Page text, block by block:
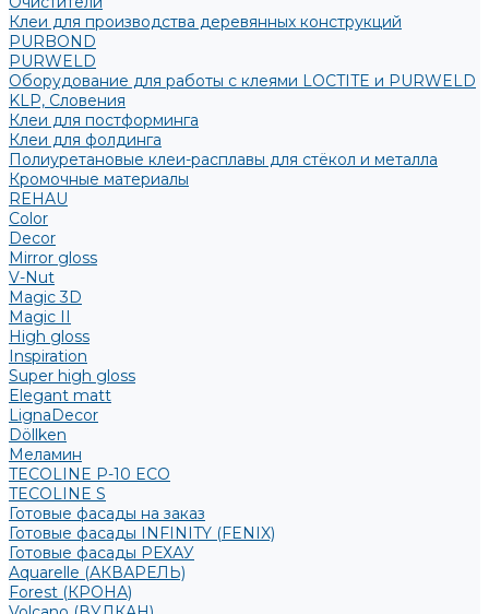
Клеи для производства деревянных конструкций
PURBOND
PURWELD
Оборудование для работы с клеями LOCTITE и PURWELD
KLP, Словения
Клеи для постформинга
Клеи для фолдинга
Полиуретановые клеи-расплавы для стёкол и металла
Кромочные материалы
REHAU
Color
Decor
Mirror gloss
V-Nut
Magic 3D
Magic II
High gloss
Inspiration
Super high gloss
Elegant matt
LignaDecor
Döllken
Меламин
TECOLINE P-10 ECO
TECOLINE S
Готовые фасады на заказ
Готовые фасады INFINITY (FENIX)
Готовые фасады РЕХАУ
Aquarelle (АКВАРЕЛЬ)
Forest (КРОНА)